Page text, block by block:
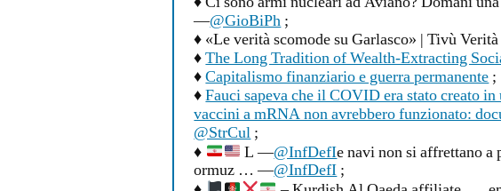
—@GioBiPh ;
♦ «Le verità scomode su Garlasco» | Tivù
♦The Long Tradition of Wealth-Extracting
♦Capitalismo finanziario e guerra permanente ;
♦Fauci sapeva che il COVID era stato creato
vaccini a mRNA non avrebbero funzionato:
@StrCul ;
♦
L —@InfDefIe navi non si affrettano a
ormuz … —@InfDefI;